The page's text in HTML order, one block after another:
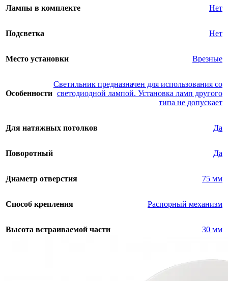
Лампы в комплекте Нет
Подсветка Нет
Место установки Врезные
Особенности
Светильник предназначен для использования со
светодиодной лампой. Установка ламп другого
типа не допускает
Для натяжных потолков Да
Поворотный Да
Диаметр отверстия 75 мм
Способ крепления Распорный механизм
Высота встраиваемой части 30 мм